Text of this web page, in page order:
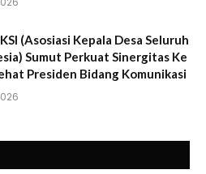
(Asosiasi Kepala Desa Seluruh
Sumut Perkuat Sinergitas Ke
Presiden Bidang Komunikasi